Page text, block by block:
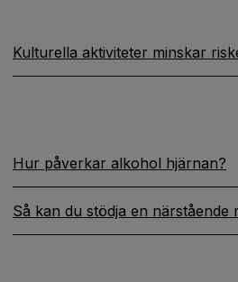
Kulturella aktiviteter minskar
Hur påverkar alkohol hjärnan?
Så kan du stödja en närstående